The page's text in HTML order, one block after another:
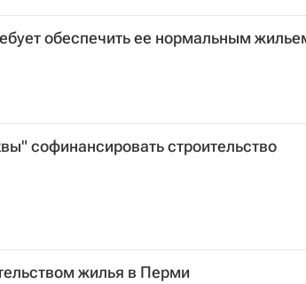
обеспечить ее нормальным
софинансировать строительство
жилья в Перми